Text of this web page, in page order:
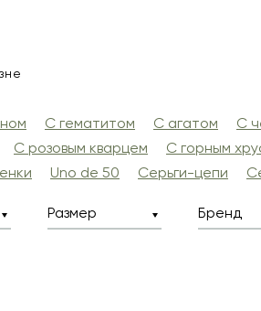
С гематитом С агатом С
С розовым кварцем С горным
Uno de 50 Серьги-цепи
Размер Бренд